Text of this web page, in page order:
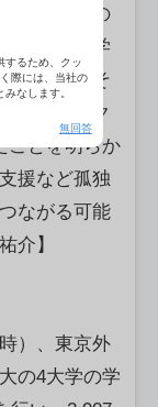
合研究科の
が都内大学
た学生がそ
イルスワク
ことを明らか
援など孤独
ながる可能
介】
）、東京外
の4大学の学
するため、クッ
際には、当社の
なします。
無回答